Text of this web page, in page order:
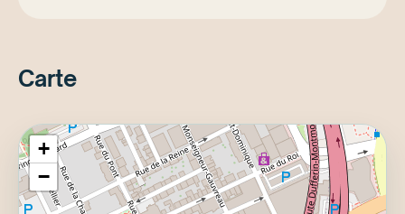
Carte
+
−